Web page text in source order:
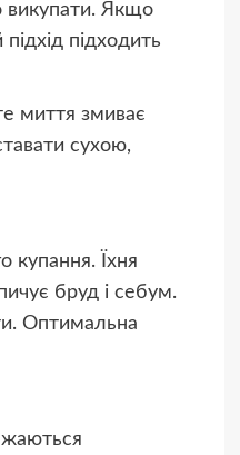
викупати. Якщо
підходить
миття змиває
сухою,
купання. Їхня
бруд і себум.
Оптимальна